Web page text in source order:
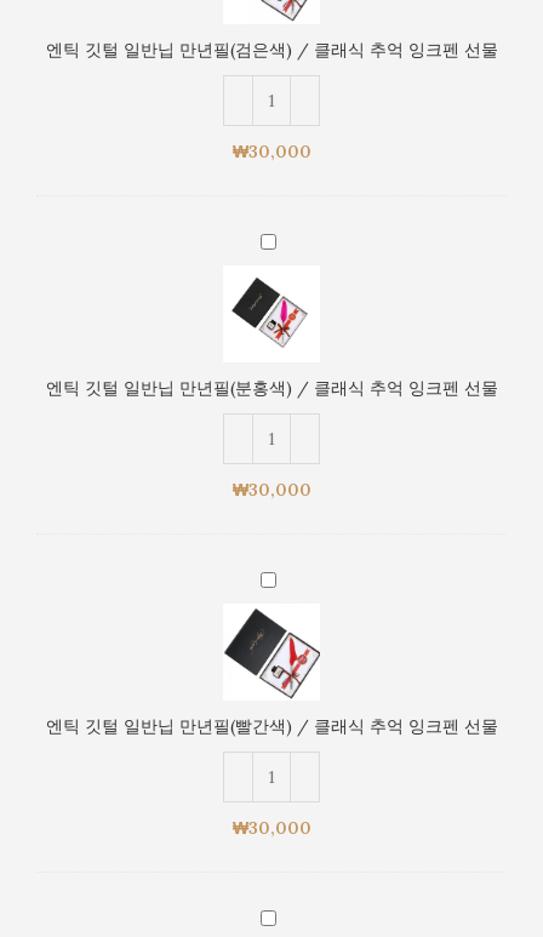
억
잉
크
펜
선
물
일
닙
필
(검
/
클
래
식
억
잉
크
펜
선
엔틱 깃털 일반닙 만년필(검은색) / 클래식 추억 잉크펜 선물
₩30,000
엔
깃
털
일
닙
필
(분
/
클
래
식
추
억
잉
크
펜
선
엔틱 깃털 일반닙 만년필(분홍색) / 클래식 추억 잉크펜 선물
₩30,000
엔
깃
털
일
닙
필
(빨
/
엔틱 깃털 일반닙 만년필(빨간색) / 클래식 추억 잉크펜 선물
₩30,000
엔